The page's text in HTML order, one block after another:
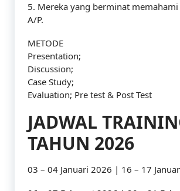
5. Mereka yang berminat
A/P.
METODE
Presentation;
Discussion;
Case Study;
Evaluation; Pre test & Post Test
JADWAL
TAHUN 2026
03 – 04 Januari 2026 | 16 – 17